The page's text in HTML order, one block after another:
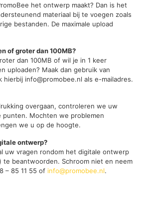
het ontwerp maakt? Dan is het
materiaal bij te voegen zoals
bestanden. De maximale upload
of groter dan 100MB?
dan 100MB of wil je in 1 keer
uploaden? Maak dan gebruik van
hierbij info@promobee.nl als e-mailadres.
overgaan, controleren we uw
Mochten we problemen
we u op de hoogte.
ontwerp?
uw vragen rondom het digitale ontwerp
te beantwoorden. Schroom niet en neem
– 85 11 55 of info@promobee.nl.